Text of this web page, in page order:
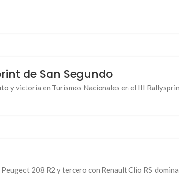
de San Segundo
y victoria en Turismos Nacionales en el III
208 R2 y tercero con Renault Clio RS,